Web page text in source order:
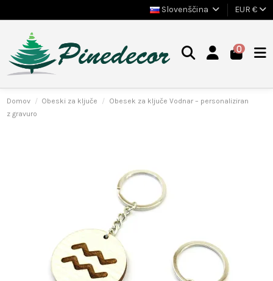
Slovenščina EUR €
0
Domov Obeski za ključe
Obesek za ključe Vodnar – personaliziran
z gravuro